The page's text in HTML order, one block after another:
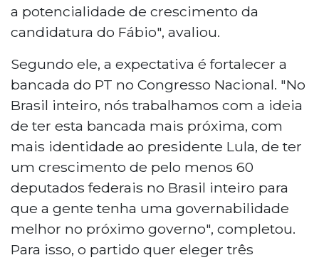
a potencialidade de crescimento da
candidatura do Fábio", avaliou.
Segundo ele, a expectativa é fortalecer a
bancada do PT no Congresso Nacional. "No
Brasil inteiro, nós trabalhamos com a ideia
de ter esta bancada mais próxima, com
mais identidade ao presidente Lula, de ter
um crescimento de pelo menos 60
deputados federais no Brasil inteiro para
que a gente tenha uma governabilidade
melhor no próximo governo", completou.
Para isso, o partido quer eleger três